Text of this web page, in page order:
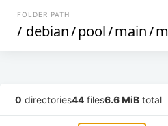
FOLDER PATH
/ debian/pool/main/m
0 directories44 files6.6 MiB total